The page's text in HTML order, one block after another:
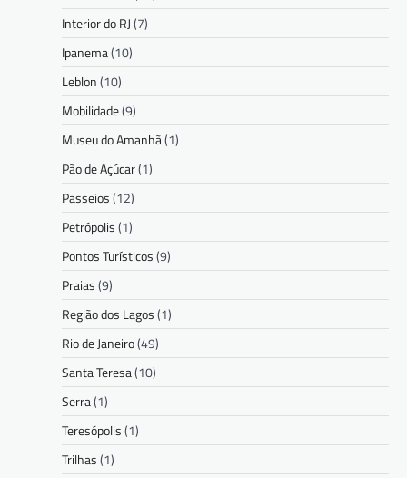
Interior do RJ(7)
Ipanema(10)
Leblon(10)
Mobilidade(9)
Museu do Amanhã(1)
Pão de Açúcar(1)
Passeios(12)
Petrópolis(1)
Pontos Turísticos(9)
Praias(9)
Região dos Lagos(1)
Rio de Janeiro(49)
Santa Teresa(10)
Serra(1)
Teresópolis(1)
Trilhas(1)